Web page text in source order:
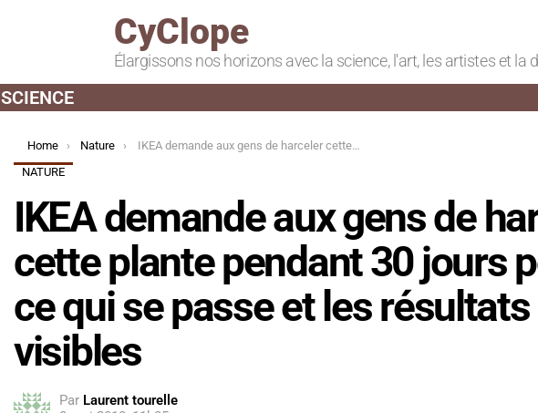
CyClope
Élargissons nos horizons avec la science, l'art, les artistes et la
SCIENCE
You are here:
Home Nature
IKEA demande aux gens de harceler cette plante pendant 30 jours pour voir ce qui se passe et les résultats sont visibles
NATURE
IKEA demande aux gens de
cette plante pendant 30 jours
ce qui se passe et les
visibles
Par Laurent tourelle